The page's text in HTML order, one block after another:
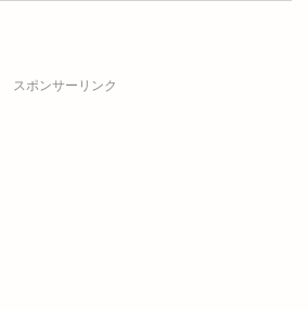
スポンサーリンク